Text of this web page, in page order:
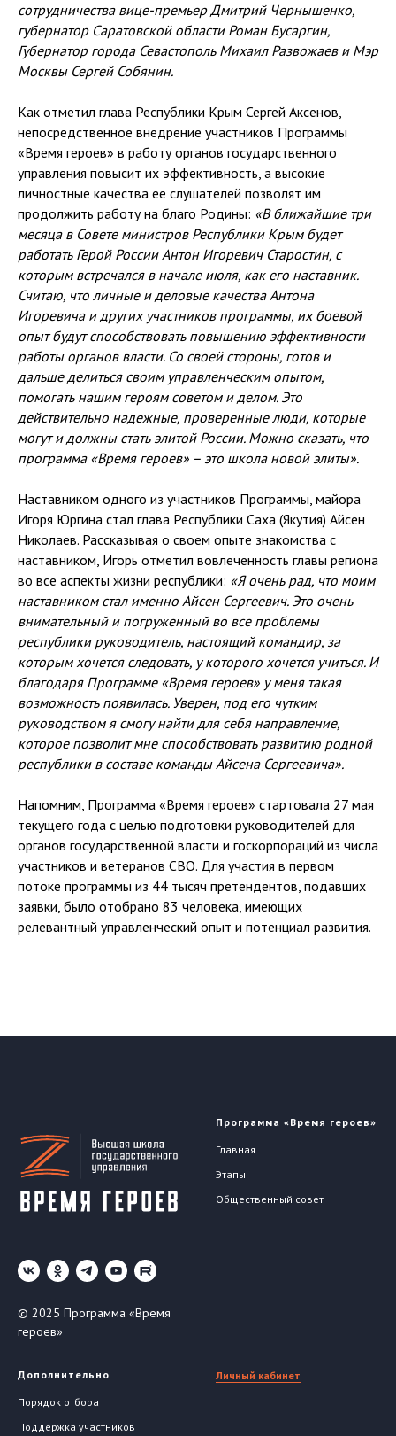
сотрудничества вице-премьер Дмитрий Чернышенко,
губернатор Саратовской области Роман Бусаргин,
Губернатор города Севастополь Михаил Развожаев и Мэр
Москвы Сергей Собянин.
Как отметил глава Республики Крым Сергей Аксенов,
непосредственное внедрение участников Программы
«Время героев» в работу органов государственного
управления повысит их эффективность, а высокие
личностные качества ее слушателей позволят им
продолжить работу на благо Родины: «В ближайшие три
месяца в Совете министров Республики Крым будет
работать Герой России Антон Игоревич Старостин, с
которым встречался в начале июля, как его наставник.
Считаю, что личные и деловые качества Антона
Игоревича и других участников программы, их боевой
опыт будут способствовать повышению эффективности
работы органов власти. Со своей стороны, готов и
дальше делиться своим управленческим опытом,
помогать нашим героям советом и делом. Это
действительно надежные, проверенные люди, которые
могут и должны стать элитой России. Можно сказать, что
программа «Время героев» – это школа новой элиты».
Наставником одного из участников Программы, майора
Игоря Юргина стал глава Республики Саха (Якутия) Айсен
Николаев. Рассказывая о своем опыте знакомства с
наставником, Игорь отметил вовлеченность главы региона
во все аспекты жизни республики: «Я очень рад, что моим
наставником стал именно Айсен Сергеевич. Это очень
внимательный и погруженный во все проблемы
республики руководитель, настоящий командир, за
которым хочется следовать, у которого хочется учиться. И
благодаря Программе «Время героев» у меня такая
возможность появилась. Уверен, под его чутким
руководством я смогу найти для себя направление,
которое позволит мне способствовать развитию родной
республики в составе команды Айсена Сергеевича».
Напомним, Программа «Время героев» стартовала 27 мая
текущего года с целью подготовки руководителей для
органов государственной власти и госкорпораций из числа
участников и ветеранов СВО. Для участия в первом
потоке программы из 44 тысяч претендентов, подавших
заявки, было отобрано 83 человека, имеющих
релевантный управленческий опыт и потенциал развития.
© 2025 Программа «Время
героев»
Программа «Время героев»
Главная
Этапы
Общественный совет
Дополнительно
Порядок отбора
Поддержка участников
Личный кабинет